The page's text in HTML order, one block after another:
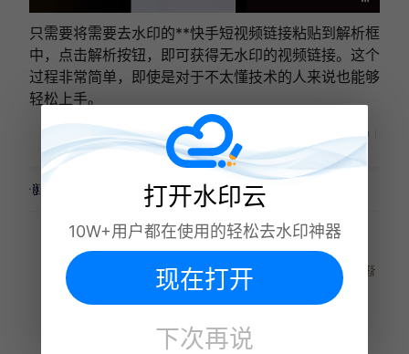
只需要将需要去水印的**快手短视频链接粘贴到解析框
中，点击解析按钮，即可获得无水印的视频链接。这个
过程非常简单，即使是对于不太懂技术的人来说也能够
轻松上手。
打开水印云
10W+用户都在使用的轻松去水印神器
现在打开
下次再说